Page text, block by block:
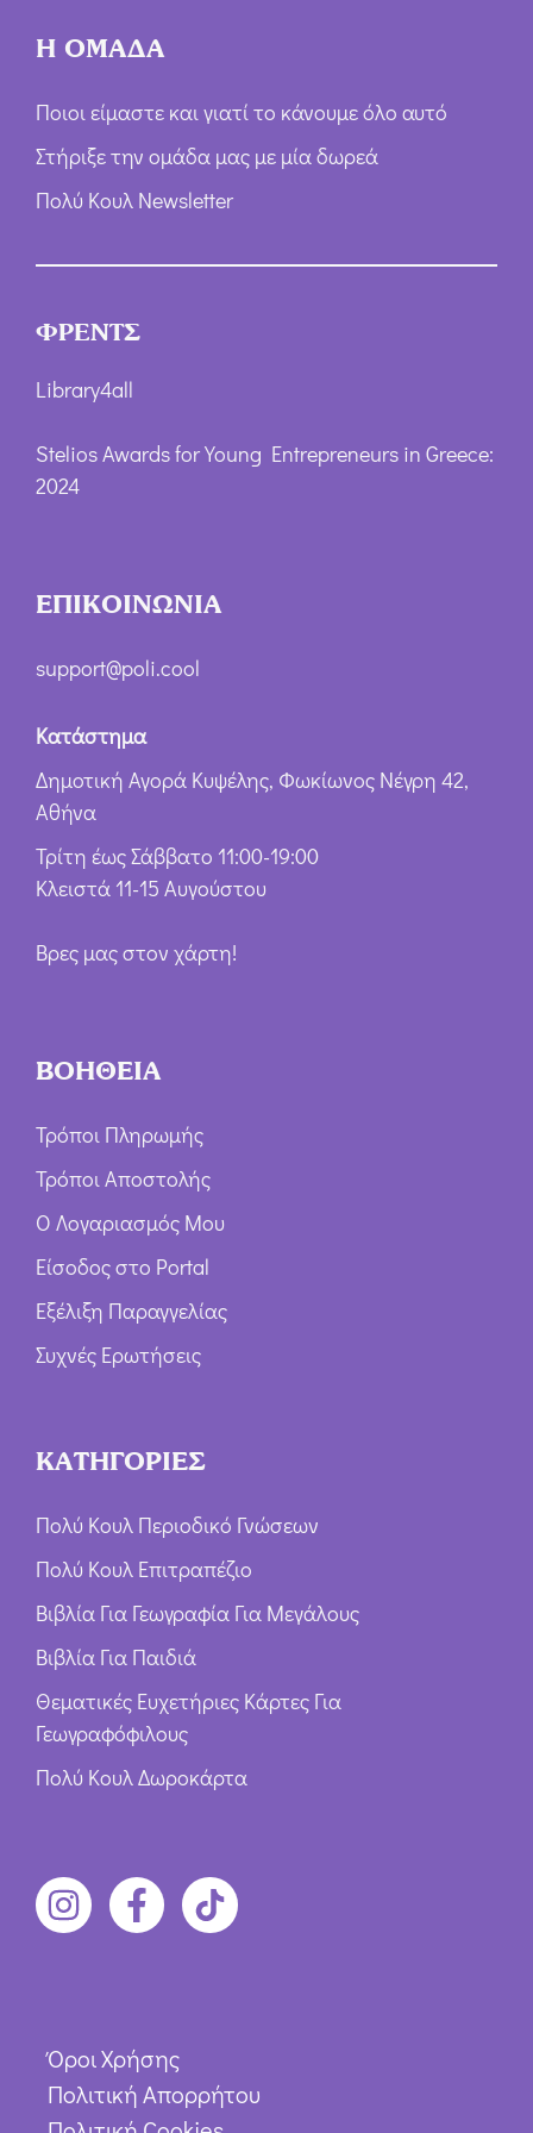
Η ΟΜΑΔΑ
Ποιοι είμαστε και γιατί το κάνουμε όλο αυτό
Στήριξε την ομάδα μας με μία δωρεά
Πολύ Κουλ Newsletter
ΦΡΕΝΤΣ
Library4all
Stelios Awards for Young Entrepreneurs in Greece:
2024
ΕΠΙΚΟΙΝΩΝΙΑ
support@poli.cool
Κατάστημα
Δημοτική Αγορά Κυψέλης, Φωκίωνος Νέγρη 42,
Αθήνα
Τρίτη έως Σάββατο 11:00-19:00
Κλειστά 11-15 Αυγούστου
Βρες μας στον χάρτη!
ΒΟΗΘΕΙΑ
Τρόποι Πληρωμής
Τρόποι Αποστολής
Ο Λογαριασμός Μου
Είσοδος στο Portal
Εξέλιξη Παραγγελίας
Συχνές Ερωτήσεις
ΚΑΤΗΓΟΡΙΕΣ
Πολύ Κουλ Περιοδικό Γνώσεων
Πολύ Κουλ Επιτραπέζιο
Βιβλία Για Γεωγραφία Για Μεγάλους
Βιβλία Για Παιδιά
Θεματικές Ευχετήριες Κάρτες Για
Γεωγραφόφιλους
Πολύ Κουλ Δωροκάρτα
Όροι Χρήσης
Πολιτική Απορρήτου